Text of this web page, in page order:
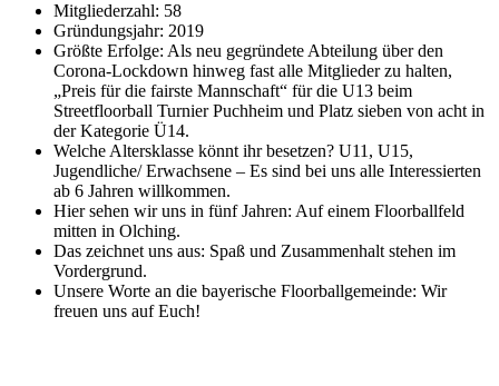
Mitgliederzahl: 58
Gründungsjahr: 2019
Größte Erfolge: Als neu gegründete Abteilung über den
Corona-Lockdown hinweg fast alle Mitglieder zu halten,
„Preis für die fairste Mannschaft“ für die U13 beim
Streetfloorball Turnier Puchheim und Platz sieben von acht in
der Kategorie Ü14.
Welche Altersklasse könnt ihr besetzen? U11, U15,
Jugendliche/ Erwachsene – Es sind bei uns alle Interessierten
ab 6 Jahren willkommen.
Hier sehen wir uns in fünf Jahren: Auf einem Floorballfeld
mitten in Olching.
Das zeichnet uns aus: Spaß und Zusammenhalt stehen im
Vordergrund.
Unsere Worte an die bayerische Floorballgemeinde: Wir
freuen uns auf Euch!